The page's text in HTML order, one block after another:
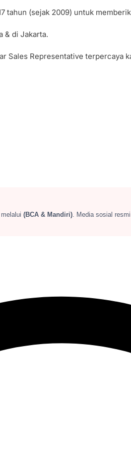
(sejak 2009) untuk
& di Jakarta.
Sales Representative terpercaya
melalui(BCA & Mandiri) . Media sosial